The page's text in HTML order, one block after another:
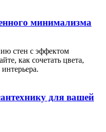
минимализма
стен с эффектом
как сочетать цвета,
для вашей